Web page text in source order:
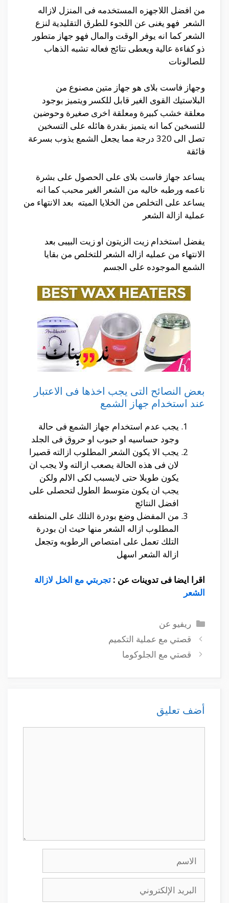
من افضل اللاجهزه المستخدمه فى المنزل لازاله
الشعر فهو يغنى عن اللجوء للطرق التقليدية لنزع
الشعر كما انه يوفر الوقت والمال فهو جهاز متطور
ذو كفاءة عالية ويعطى نتائج فعاله تشبه الذهاب
للصالونات
وجهاز فاست بلاى هو جهاز متين مصنوع من
البلاستيك القوى الغير قابل للكسر ويتميز بوجود
معلقة خشب كبيرة ومعلقة اخرى صغيرة وحوضين
للتسخين كما انه يتميز بقدرة هائله على التسخين
تصل الى 320 درجة مما يجعل الشمع يذوب بسرعة
فائقة
يساعد جهاز فاست بلاى على الحصول على بشرة
ناعمه ورطبه خاليه من الشعر الغير محبب كما انه
يساعد على التخلص من الخلايا الميته بعد الانتهاء من
عملية ازالة الشعر
يفضل استخدام زيت الزيتون او زيت البيبى بعد
الانتهاء من عمليه ازاله الشعر للتخلص من بقايا
الشمع الموجوده على الجسم
بعض النصائح التى يجب اخذها فى الاعتبار
عند استخدام جهاز الشمع
يجب عدم استخدام جهاز الشمع فى حالة
وجود حساسيه او حبوب او حروق فى الجلد
يجب الا يكون الشعر المطلوب ازالته قصيرا
لان فى هذه الحالة يصعب ازالته ولا يجب ان
يكون طويلا حتى لايسبب لكى الالم ولكن
يجب ان يكون متوسط الطول لتحصلى على
افضل النتائج
من المفضل وضع بودرة التلك على المنطقه
المطلوب ازاله الشعر منها حيث ان بودرة
التلك تعمل على امتصاص الرطوبه وتجعل
ازالة الشعر اسهل
اقرا ايضا فى تدوينات عن : تجربتي مع الخل لازالة
الشعر
التصنيفات
ريفيو عن
قصتي مع عملية التكميم
قصتي مع الجلوكوما
أضف تعليق
الاسم
البريد
الإلكتروني